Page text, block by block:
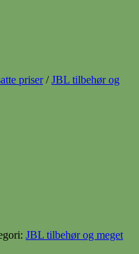
priser/JBL tilbehør og
JBL tilbehør og meget